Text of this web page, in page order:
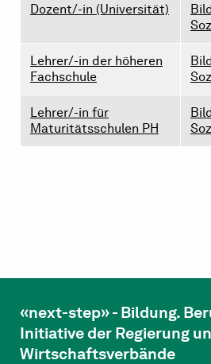
Dozent/-in (Universität)
Lehrer/-in der höheren
Fachschule
Lehrer/-in für
Maturitätsschulen PH
«next-step» - Bildung.
Initiative der Regierung
Wirtschaftsverbände